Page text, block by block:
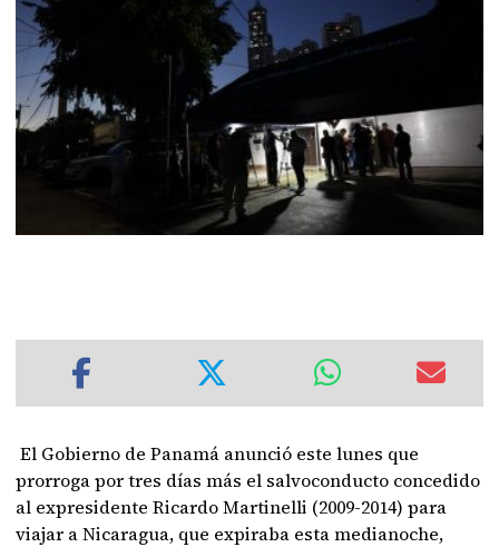
El Gobierno de Panamá anunció este lunes que
prorroga por tres días más el salvoconducto concedido
al expresidente Ricardo Martinelli (2009-2014) para
viajar a Nicaragua, que expiraba esta medianoche,